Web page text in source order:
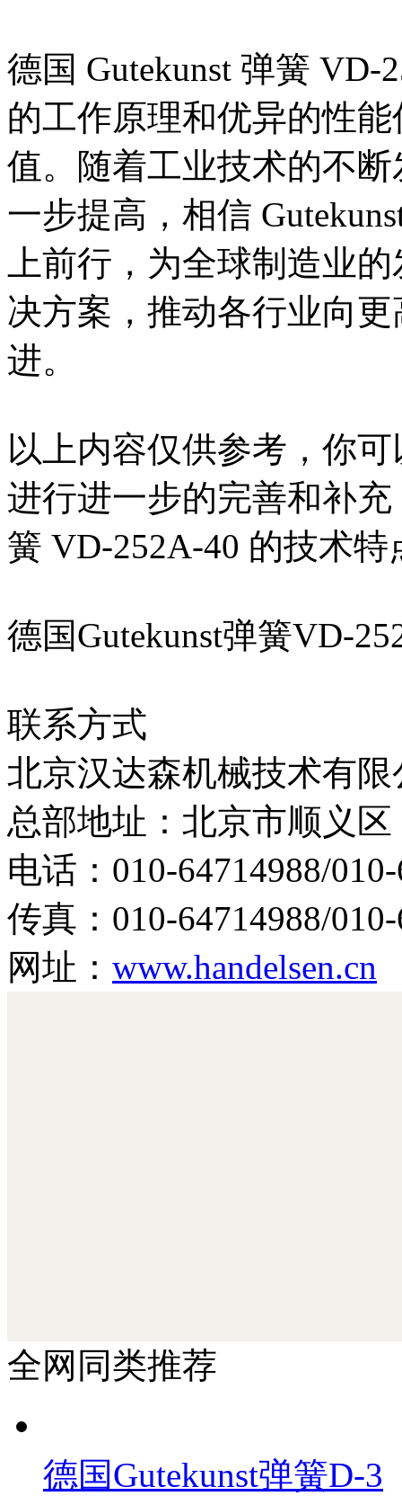
德国 Gutekunst 弹簧
的工作原理和优异的性
值。随着工业技术的不
一步提高，相信
上前行，为全球制造业
决方案，推动各行业向
进。
以上内容仅供参考，你
进行进一步的完善和补充
簧 VD-252A-40 的技术
德国Gutekunst弹簧VD-
联系方式
北京汉达森机械技术有限
总部地址：北京市顺义
电话：010-64714988/
传真：010-64714988/
网址： www.handelsen.cn
北京汉达森机械技术有限公司
全网同类推荐
德国Gutekunst弹簧D-3